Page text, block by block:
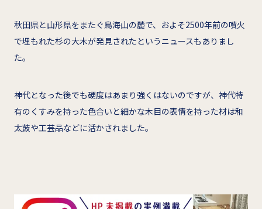
秋田県と山形県をまたぐ鳥海山の麓で、およそ2500年前の噴火
で埋もれた杉の大木が発見されたというニュースもありまし
た。
神代となった後でも硬度はあまり強くはないのですが、神代特
有のくすみを持った色合いと細かな木目の表情を持った材は和
太鼓や工芸品などに活かされました。